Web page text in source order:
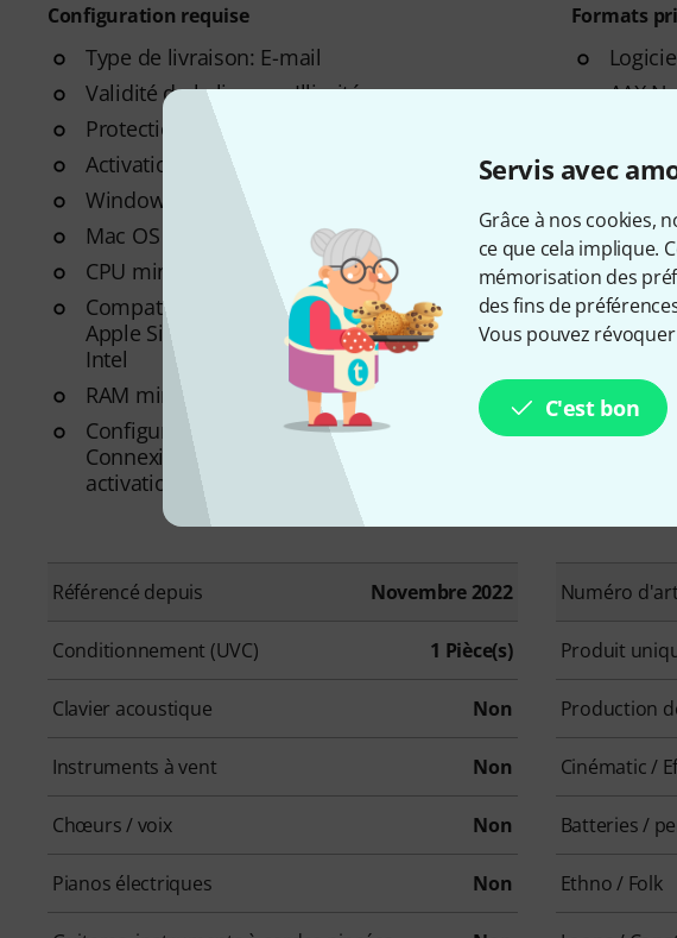
Servis avec
Grâce à nos cookies,
ce que cela implique.
mémorisation des
des fins de
Vous pouvez
C'est bon
Configuration requise
Type de livraison: E-mail
Validité de la licence: Illimitée
Protection anti-copie: Activation en ligne
Activation simultanée: 2
Windows: a partir de 7 (64-Bit)
Mac OS (64 bits): A partir de 10.13
CPU min.: Quad Core 3,4 GHz
Compatibilité processeur: Apple Intel,
Apple Silicon, Windows AMD, Windows
Intel
RAM min.: 8 GB
Configuration requise additionnelle:
Connexion Internet pour installation et
activation
Formats
AAX
VST2
Référencé depuis Novembre 2022 Numéro
Conditionnement (UVC) 1 Pièce(s) Produit
Clavier acoustique Non Production
Instruments à vent Non Cinématic /
Chœurs / voix Non Batteries /
Pianos électriques Non Ethno / Folk